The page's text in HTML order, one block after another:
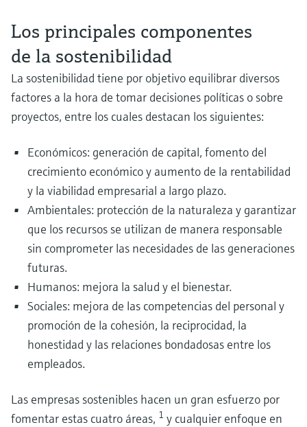
Mejore la sostenibilidad de las operaciones de reciclaje
baterías
su planta a la vez que maximiza su uso. Obtenga más información
Utilice la tecnología de medición para maximizar su
margen operativo
Garantizar la eficiencia de los procesos es imprescindible para conseguir
purificación sostenible y segura de los materiales empleados en las
así como para poder fabricar baterías capaces de satisfacer la creciente
demanda.
Optimice la seguridad y la eficiencia en la producción de
hidrógeno azul
Instrumentación para el almacenamiento seguro de
hidrógeno
Descubra nuestro innovador portafolio de productos de instrumentación,
diseñados para garantizar un almacenamiento seguro del hidrógeno.
Continuous mercury emissions monitoring: Compliance,
plant safety and cost optimization
performance or mercury removal efficiency.
Producción de biogás y biometano a partir de lodos y
residuos
De los residuos a fuentes de energía aprovechables: descubra cómo la
producción de biogás y biometano combina la digestión, el
un funcionamiento estable para favorecer la gestión circular de los
Los principales componentes
de la sostenibilidad
La sostenibilidad tiene por objetivo equilibrar diversos
factores a la hora de tomar decisiones políticas o sobre
proyectos, entre los cuales destacan los siguientes:
Económicos: generación de capital, fomento del
crecimiento económico y aumento de la rentabilidad
y la viabilidad empresarial a largo plazo.
Ambientales: protección de la naturaleza y garantizar
que los recursos se utilizan de manera responsable
sin comprometer las necesidades de las generaciones
futuras.
Humanos: mejora la salud y el bienestar.
Sociales: mejora de las competencias del personal y
promoción de la cohesión, la reciprocidad, la
honestidad y las relaciones bondadosas entre los
empleados.
Las empresas sostenibles hacen un gran esfuerzo por
fomentar estas cuatro áreas, 1 y cualquier enfoque en